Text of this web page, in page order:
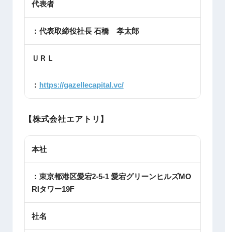
代表者
：代表取締役社長 石橋 孝太郎
ＵＲＬ
： https://gazellecapital.vc/
【株式会社エアトリ】
本社
：東京都港区愛宕2-5-1 愛宕グリーンヒルズMO
RIタワー19F
社名